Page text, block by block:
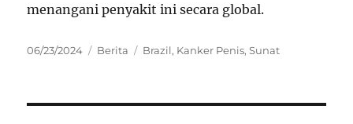
menangani penyakit ini secara global.
Posted
06/23/2024 Categories
Berita Tags
Brazil, Kanker Penis,Sunat